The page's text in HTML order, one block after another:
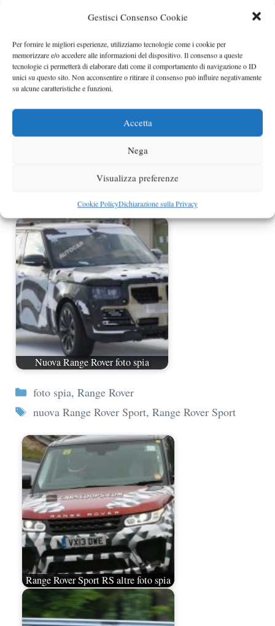
Gestisci Consenso Cookie
Per fornire le migliori esperienze, utilizziamo tecnologie come i cookie per
memorizzare e/o accedere alle informazioni del dispositivo. Il consenso a queste
tecnologie ci permetterà di elaborare dati come il comportamento di navigazione o ID
unici su questo sito. Non acconsentire o ritirare il consenso può influire negativamente
su alcune caratteristiche e funzioni.
Accetta
Nega
Visualizza preferenze
Cookie PolicyDichiarazione sulla Privacy
Nuova Range Rover Sport foto spia
inedite
generazione di Range…
Nuova Range Rover foto spia
Categorie
foto spia, Range Rover
Tag
nuova Range Rover Sport, Range Rover Sport
Range Rover Sport RS altre foto spia